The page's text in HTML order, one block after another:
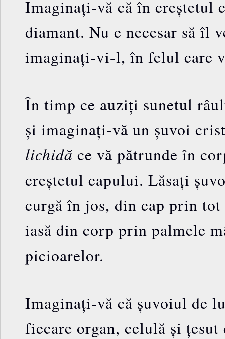
Imaginați-vă că în creștetul
diamant. Nu e necesar să îl
imaginați-vi-l, în felul care
În timp ce auziți sunetul
și imaginați-vă un șuvoi
lichidă ce vă pătrunde în
creștetul capului. Lăsați
curgă în jos, din cap prin
iasă din corp prin palmele
picioarelor.
Imaginați-vă că șuvoiul de
fiecare organ, celulă și